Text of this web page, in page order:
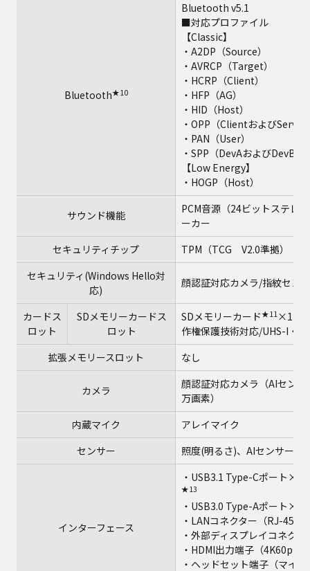
Bluetooth★10
Bluetooth v5.1
■対応プロファイル
【Classic】
・A2DP（Source）
・AVRCP（Target）
・HCRP（Client）
・HFP（AG）
・HID（Host）
・OPP（ClientおよびServer
・PAN（User）
・SPP（DevAおよびDevB）
【Low Energy】
・HOGP（Host）
サウンド機能
PCM音源（24ビットステレ
ーカー
セキュリティチップ
TPM（TCG V2.0準拠）
セキュリティ(Windows Hello対
応)
顔認証対応カメラ/指紋セン
カードス
ロット
SDメモリーカードス
ロット
SDメモリーカード★11 ×1ス
作権保護技術対応/UHS-I・
拡張メモリースロット
なし
カメラ
顔認証対応カメラ（AIセン
万画素）
内蔵マイク
アレイマイク
センサー
照度(明るさ)、AIセンサー
インターフェース
・USB3.1 Type-Cポート
★13
・USB3.0 Type-Aポート×3
・LANコネクター（RJ-45）
・外部ディスプレイコネク
・HDMI出力端子（4K60p出
・ヘッドセット端子（マイ